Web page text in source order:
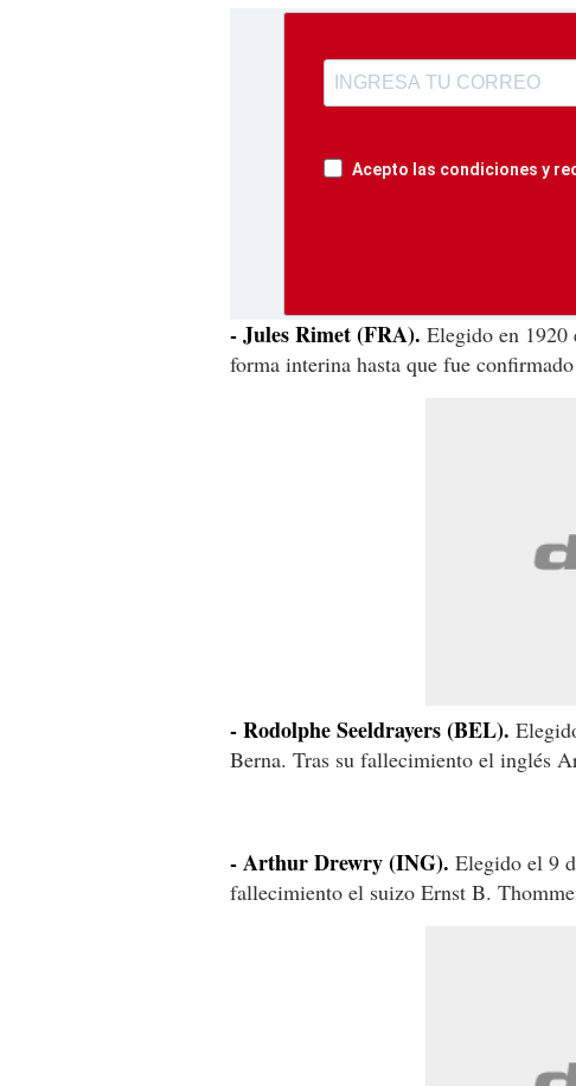
Acepto las condiciones y
- Jules Rimet (FRA). Elegido en 1920
forma interina hasta que fue
- Rodolphe Seeldrayers (BEL).
Berna. Tras su fallecimiento el inglés
- Arthur Drewry (ING). Elegido el 9
fallecimiento el suizo Ernst B.